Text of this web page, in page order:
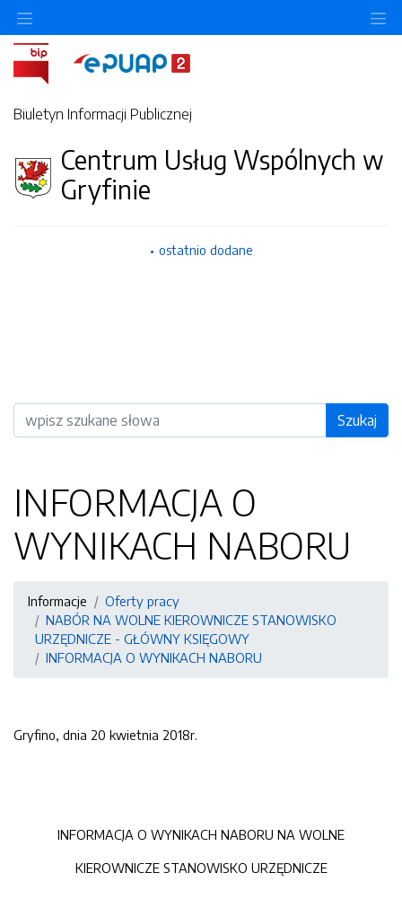
Biuletyn Informacji Publicznej
Centrum Usług Wspólnych w
Gryfinie
ostatnio dodane
Wyszukiwarka Szukaj
INFORMACJA O
WYNIKACH NABORU
Informacje
Oferty pracy
NABÓR NA WOLNE KIEROWNICZE STANOWISKO
URZĘDNICZE - GŁÓWNY KSIĘGOWY
INFORMACJA O WYNIKACH NABORU
Gryfino, dnia 20 kwietnia 2018r.
INFORMACJA O WYNIKACH NABORU NA WOLNE
KIEROWNICZE STANOWISKO URZĘDNICZE